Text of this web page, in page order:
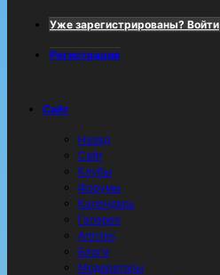
Уже зарегистрированы? Войти
Регистрация
Сайт
Назад
Сайт
Клубы
Форумы
Календарь
Галерея
Articles
Блоги
Модераторы